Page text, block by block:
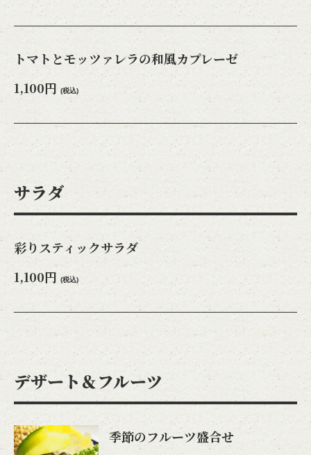
トマトとモッツァレラの和風カプレーゼ
1,100円 (税込)
サラダ
彩りスティックサラダ
1,100円 (税込)
デザート＆フルーツ
季節のフルーツ盛合せ